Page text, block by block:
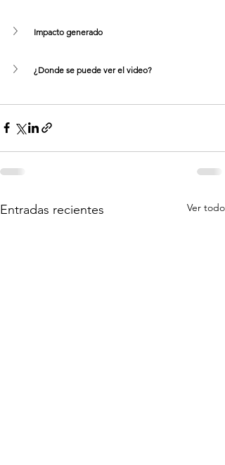
Impacto generado
¿Donde se puede ver el video?
Entradas recientes Ver todo